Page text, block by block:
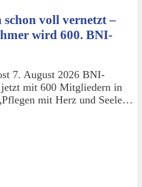
voll vernetzt –
wird 600. BNI-
7. August 2026 BNI-
mit 600 Mitgliedern in
mit Herz und Seele…